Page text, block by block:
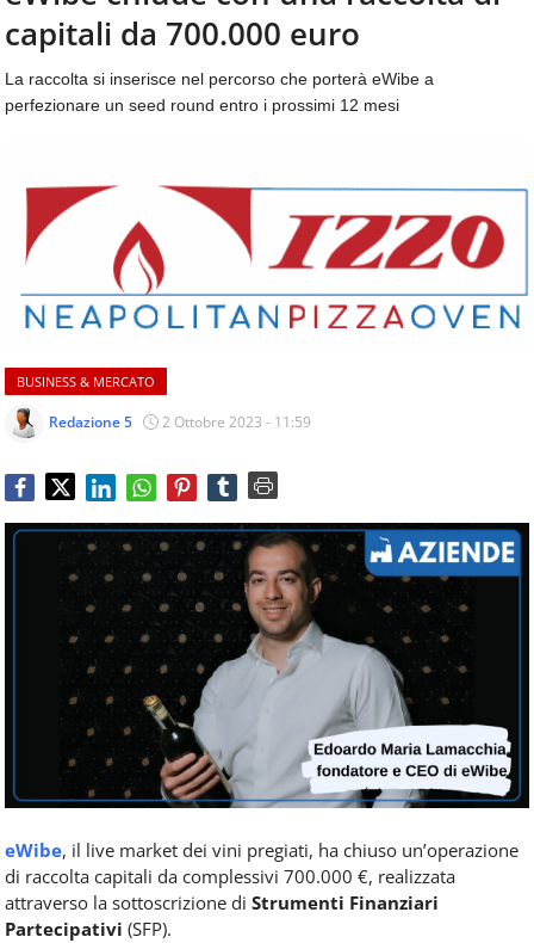
aggiornamenti
quotidiani
temi
come
food
&
beverage,
catering
e
articoli
sul
mondo
dell'alimentazione,
dei
fuoricasa,
Food
comparto
CONTATTI
capitali da 700.000 euro
La raccolta si inserisce nel percorso che porterà eWibe a
perfezionare un seed round entro i prossimi 12 mesi
BUSINESS & MERCATO
Redazione 5 2 Ottobre 2023 - 11:59
eWibe, il live market dei vini pregiati, ha chiuso un’operazione
di raccolta capitali da complessivi 700.000 €, realizzata
attraverso la sottoscrizione di Strumenti Finanziari
Partecipativi (SFP).